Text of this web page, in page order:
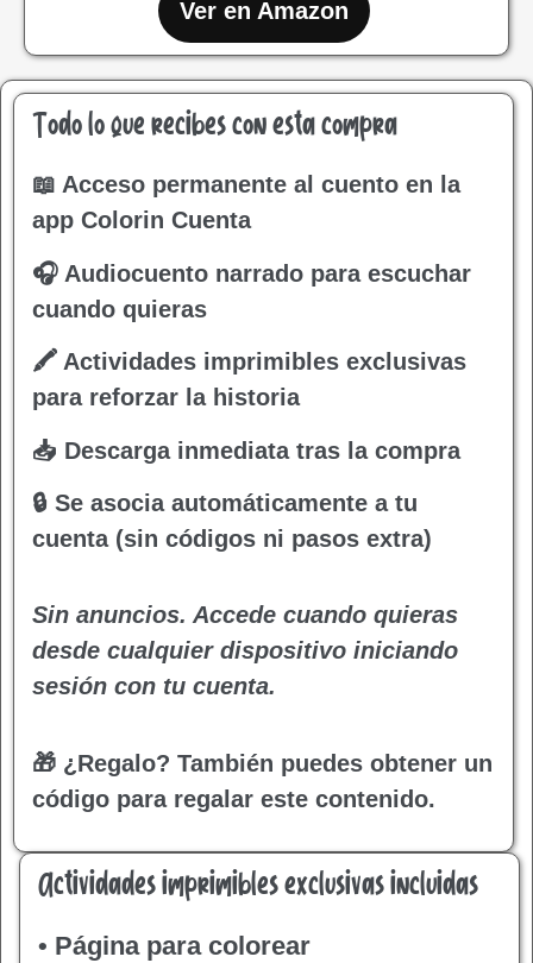
Ver en Amazon
Todo lo que recibes con esta compra
📖 Acceso permanente al cuento en la
app Colorin Cuenta
🎧 Audiocuento narrado para escuchar
cuando quieras
🖍 Actividades imprimibles exclusivas
para reforzar la historia
📥 Descarga inmediata tras la compra
🔒 Se asocia automáticamente a tu
cuenta (sin códigos ni pasos extra)
Sin anuncios. Accede cuando quieras
desde cualquier dispositivo iniciando
sesión con tu cuenta.
🎁 ¿Regalo? También puedes obtener un
código para regalar este contenido.
Actividades imprimibles exclusivas incluidas
• Página para colorear